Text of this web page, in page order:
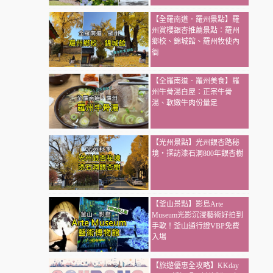
【全羅南道．羅州景點】羅
州賞櫻銀杏推薦景點：羅州
鄉校、錦城館、羅州牧使內
衙
【全羅南道．羅州美食】羅
州牛骨湯白屋：正宗牛骨
湯、軟嫩牛肉份量足
【光州景點】光州銀杏路秘
境・探訪漆石洞800年銀杏樹
【釜山景點】影島Arte
Museum光影沉浸藝術好拍到
手軟！釜山通行證VBP免費
入場
【旅遊優惠全攻略】KKday